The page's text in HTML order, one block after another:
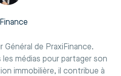
de PraxiFinance.
médias pour partager son
immobilière, il contribue à